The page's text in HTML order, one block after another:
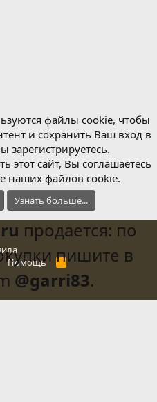
Помощь
R
S
файлы cookie, чтобы
и сохранить Ваш вход в
зарегистрируетесь.
этот сайт, Вы соглашаетесь
наших файлов cookie.
Узнать больше...
продается: по
пишите в
@garri83.